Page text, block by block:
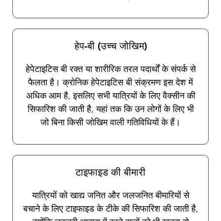
हेप-बी (उच्च जोखिम)
हेपेटाइटिस बी रक्त या शारीरिक तरल पदार्थों के संपर्क से
फैलता है। क्रोनिक हेपेटाइटिस बी संक्रमण इस देश में
अधिक आम है, इसलिए सभी यात्रियों के लिए वैक्सीन की
सिफारिश की जाती है, यहां तक कि उन लोगों के लिए भी
जो बिना किसी जोखिम वाली गतिविधियों के हैं।
टाइफाइड की बीमारी
यात्रियों को खाद्य जनित और जलजनित बीमारियों से
बचाने के लिए टाइफाइड के टीके की सिफारिश की जाती है,